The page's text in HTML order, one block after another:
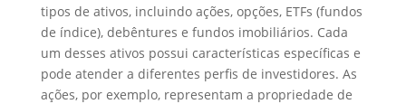
tipos de ativos, incluindo ações, opções, ETFs (fundos
de índice), debêntures e fundos imobiliários. Cada
um desses ativos possui características específicas e
pode atender a diferentes perfis de investidores. As
ações, por exemplo, representam a propriedade de